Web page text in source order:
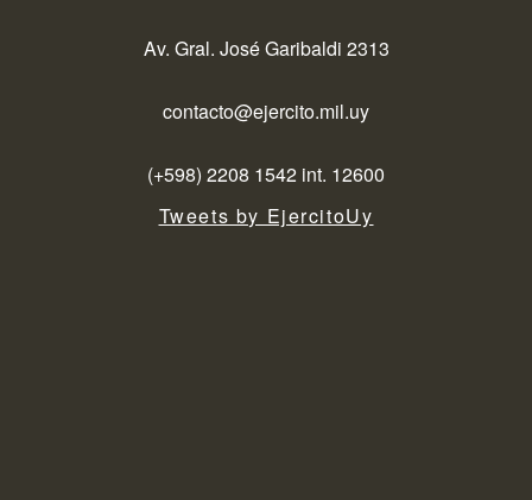
Av. Gral. José Garibaldi 2313
contacto@ejercito.mil.uy
(+598) 2208 1542 int. 12600
Tweets by EjercitoUy